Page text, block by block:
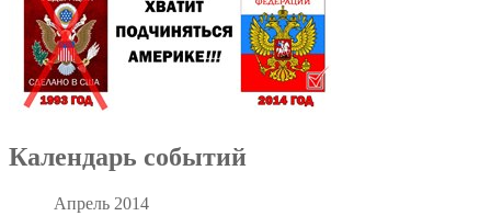
Календарь событий
Апрель 2014